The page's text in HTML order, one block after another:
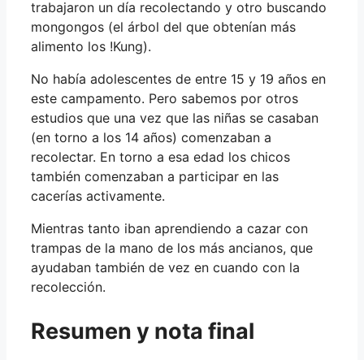
trabajaron un día recolectando y otro buscando
mongongos (el árbol del que obtenían más
alimento los !Kung).
No había adolescentes de entre 15 y 19 años en
este campamento. Pero sabemos por otros
estudios que una vez que las niñas se casaban
(en torno a los 14 años) comenzaban a
recolectar. En torno a esa edad los chicos
también comenzaban a participar en las
cacerías activamente.
Mientras tanto iban aprendiendo a cazar con
trampas de la mano de los más ancianos, que
ayudaban también de vez en cuando con la
recolección.
Resumen y nota final